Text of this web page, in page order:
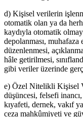
d) Kişisel verilerin
otomatik olan ya da
kaydıyla otomatik
depolanması,
düzenlenmesi,
hâle getirilmesi,
gibi veriler üzerinde
e) Özel Nitelikli Kişisel
düşüncesi, felsefi
kıyafeti, dernek, vakıf
ceza mahkûmiyeti ve